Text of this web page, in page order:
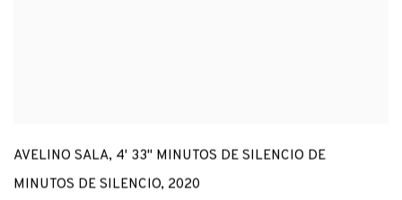
AVELINO SALA, 4' 33" MINUTOS DE SILENCIO DE
MINUTOS DE SILENCIO, 2020